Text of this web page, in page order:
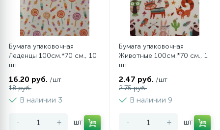
Бумага упаковочная
Леденцы 100см.*70 см., 10
шт.
16.20 руб. /шт
18 руб.
В наличии 3
- + шт
Бумага упаковочная
Животные 100см.*70 см., 1
шт.
2.47 руб. /шт
2.75 руб.
В наличии 9
- + шт